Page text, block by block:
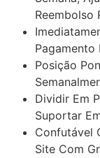
Reembolso
Pagamento
Posição
Dividir Em
Suportar
Confutável
Site Com